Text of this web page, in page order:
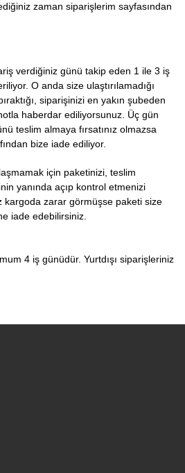
zaman siparişlerim sayfasından
verdiğiniz günü takip eden 1 ile 3 iş
O anda size ulaştırılamadığı
siparişinizi en yakın şubeden
haberdar ediliyorsunuz. Üç gün
teslim almaya fırsatınız olmazsa
bize iade ediliyor.
için paketinizi, teslim
yanında açıp kontrol etmenizi
kargoda zarar görmüşse paketi size
iade edebilirsiniz.
4 iş günüdür. Yurtdışı siparişleriniz